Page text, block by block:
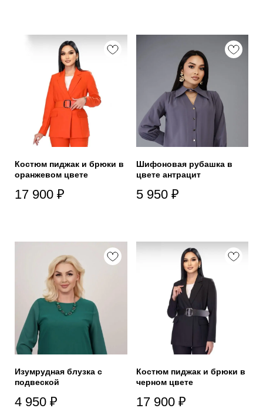
Костюм пиджак и брюки в
оранжевом цвете
17 900 ₽
Шифоновая рубашка в
цвете антрацит
5 950 ₽
Изумрудная блузка с
подвеской
4 950 ₽
Костюм пиджак и брюки в
черном цвете
17 900 ₽